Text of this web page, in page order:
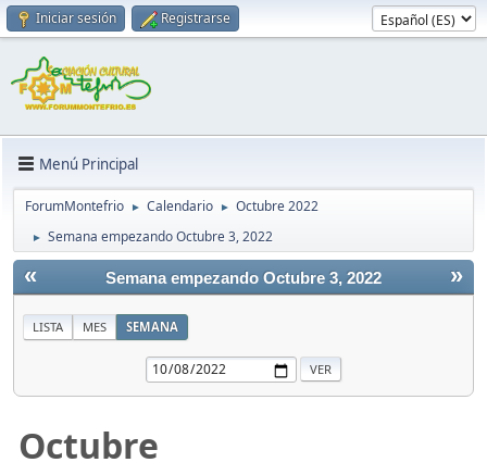
Iniciar sesión Registrarse
Menú Principal
ForumMontefrio ► Calendario ► Octubre 2022
► Semana empezando Octubre 3, 2022
« »
Semana empezando Octubre 3, 2022
LISTA MES SEMANA
Octubre